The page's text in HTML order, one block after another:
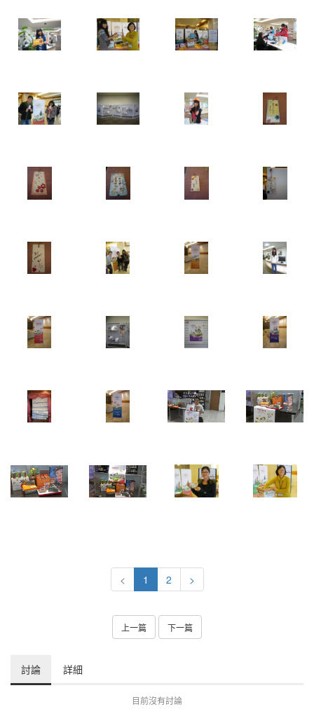
< 1 2 >
上一篇 下一篇
討論 詳細
目前沒有討論